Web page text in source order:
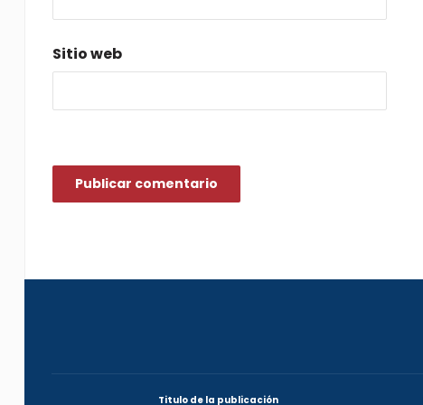
Sitio web
Titulo de la publicación